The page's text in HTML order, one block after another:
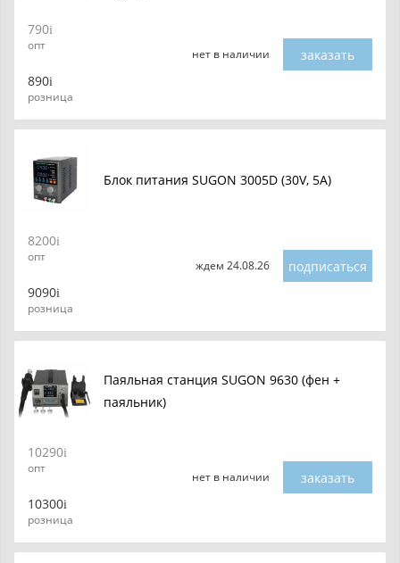
790
опт
890
розница
нет в наличии заказать
Блок питания SUGON 3005D (30V, 5A)
8200
опт
9090
розница
ждем 24.08.26 подписаться
Паяльная станция SUGON 9630 (фен +
паяльник)
10290
опт
10300
розница
нет в наличии заказать